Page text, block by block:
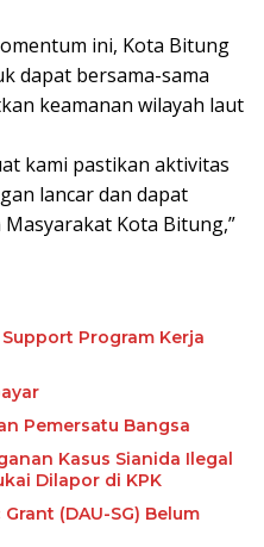
ini, Kota Bitung
dapat bersama-sama
keamanan wilayah laut
kami pastikan aktivitas
lancar dan dapat
Kota Bitung,”
Program Kerja
Pemersatu Bangsa
Kasus Sianida Ilegal
Dilapor di KPK
(DAU-SG) Belum